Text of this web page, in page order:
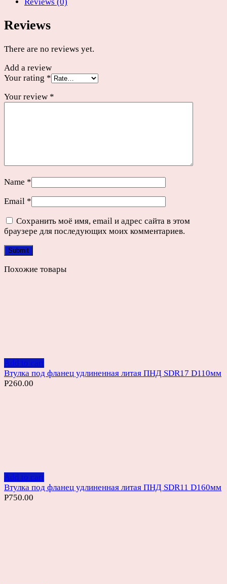
ПНД
D315мм
Reviews
There are no reviews yet.
Add a review
Your rating *
Your review *
Name *
Email *
Сохранить моё имя, email и адрес сайта в этом
браузере для последующих моих комментариев.
Похожие товары
Add to cart
Втулка под фланец удлиненная литая ПНД SDR17 D110мм
Р260.00
Add to cart
Втулка под фланец удлиненная литая ПНД SDR11 D160мм
Р750.00